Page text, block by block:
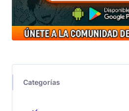
Categorías